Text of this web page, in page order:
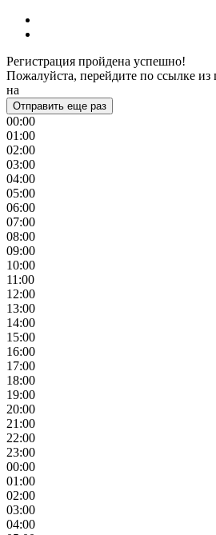
Регистрация пройдена успешно!
Пожалуйста, перейдите по ссылке из
на
Отправить еще раз
00:00
01:00
02:00
03:00
04:00
05:00
06:00
07:00
08:00
09:00
10:00
11:00
12:00
13:00
14:00
15:00
16:00
17:00
18:00
19:00
20:00
21:00
22:00
23:00
00:00
01:00
02:00
03:00
04:00